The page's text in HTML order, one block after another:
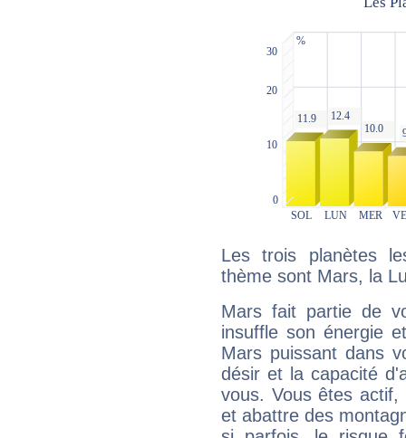
Les trois planètes
thème sont Mars, la
Mars fait partie de
insuffle son énergie
Mars puissant dans
désir et la capacité
vous. Vous êtes
et abattre des